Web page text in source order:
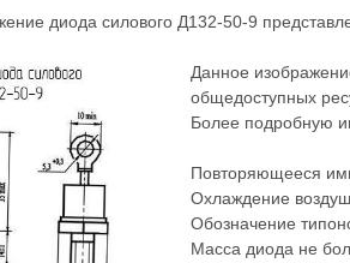
диода силового Д132-50-9
Данное
общедоступных
Более подробную
Повторяющееся
Охлаждение
Обозначение
Масса диода не